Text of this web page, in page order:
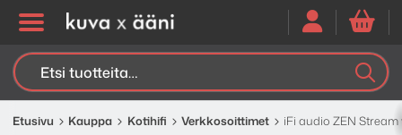
Etsi:
Etusivu Kauppa Kotihifi Verkkosoittimet iFi audio ZEN